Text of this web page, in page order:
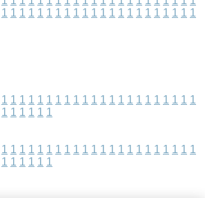
1 1 1 1 1 1 1 1 1 1 1 1 1 1 1 1 1 1 1 1 1 1
1 1 1 1 1 1 1 1 1 1 1 1 1 1 1 1 1 1 1 1 1 1
1 1 1 1 1 1
1 1 1 1 1 1 1 1 1 1 1 1 1 1 1 1 1 1 1 1 1 1
1 1 1 1 1 1